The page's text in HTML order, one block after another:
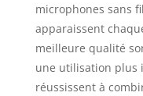
microphones sans
apparaissent
meilleure qualité
une utilisation plus
réussissent à